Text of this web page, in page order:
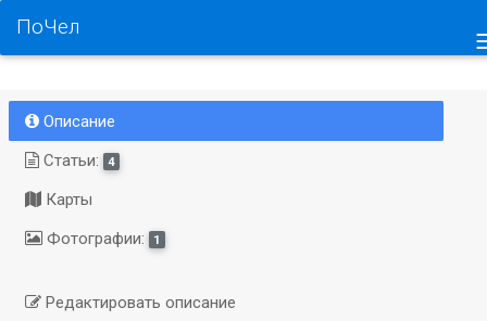
ПоЧел
Описание
Статьи:
4
Карты
Фотографии:
1
Редактировать описание